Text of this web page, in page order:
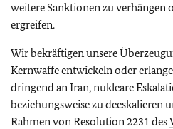
weitere Sanktionen zu verhängen
ergreifen.
Wir bekräftigen unsere
Kernwaffe entwickeln oder
dringend an Iran, nukleare
beziehungsweise zu deeskalieren
Rahmen von Resolution 2231 des